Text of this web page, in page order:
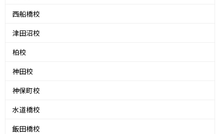
西船橋校
津田沼校
柏校
神田校
神保町校
水道橋校
飯田橋校